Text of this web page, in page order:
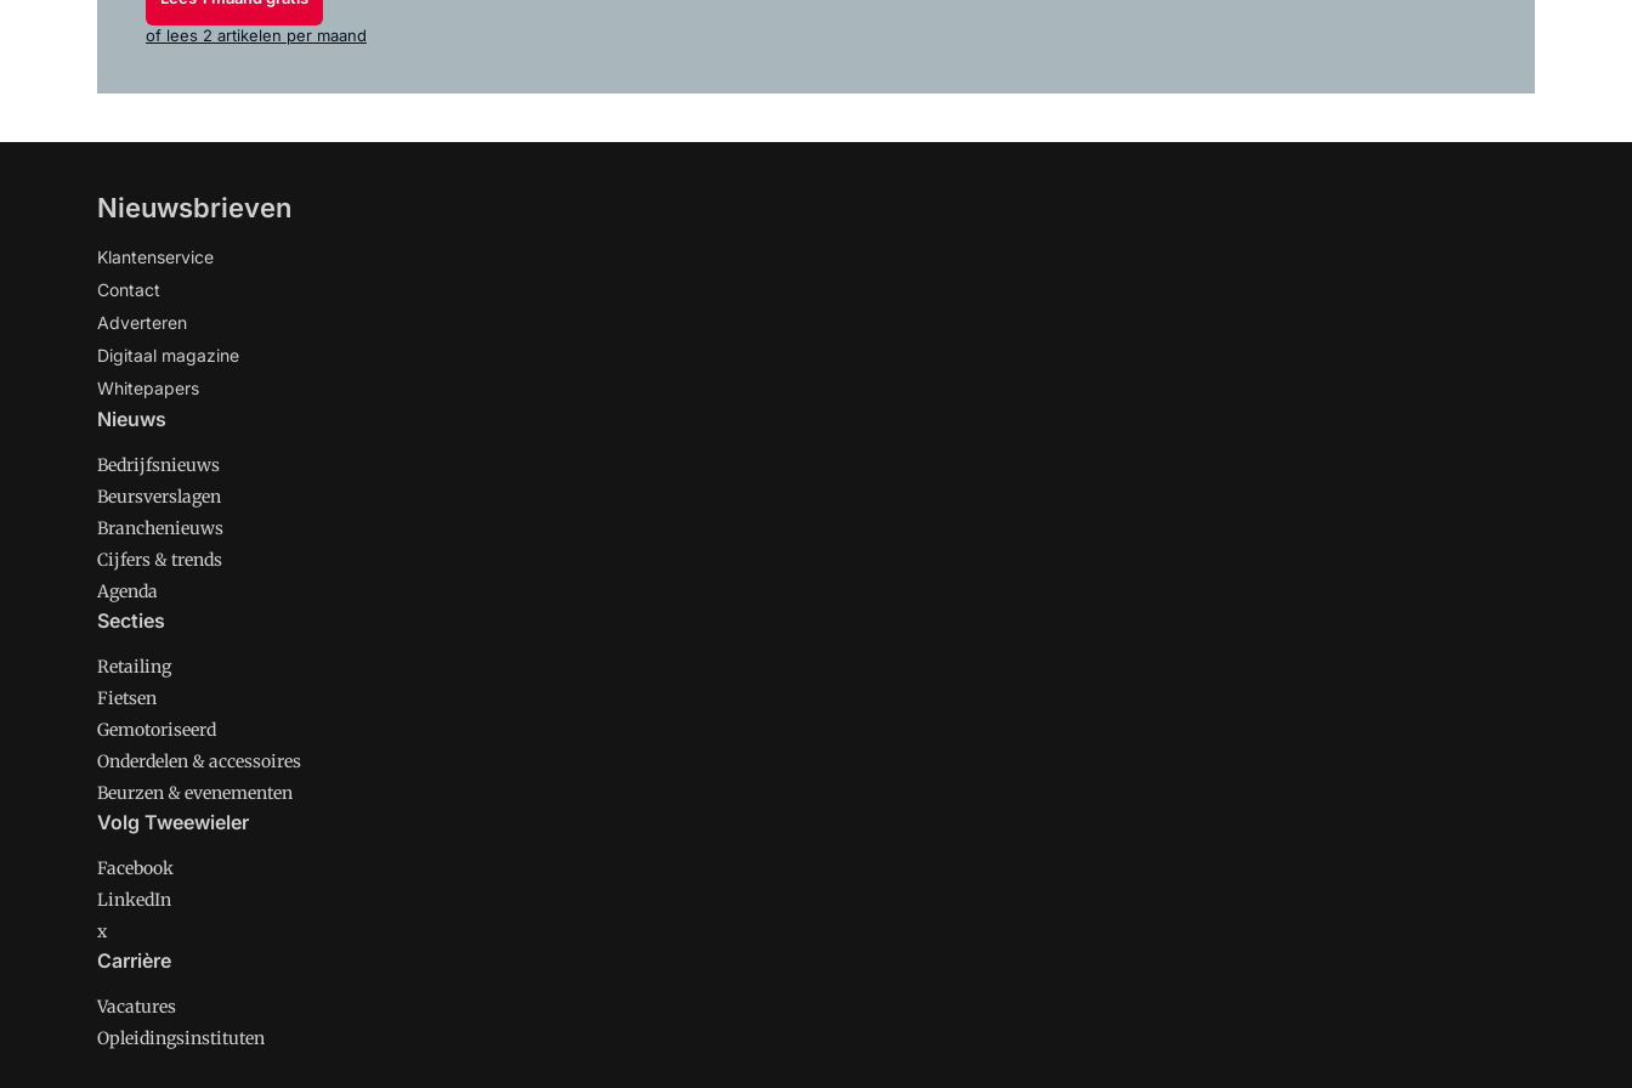
of lees 2 artikelen per maand
Nieuwsbrieven
Klantenservice
Contact
Adverteren
Digitaal magazine
Whitepapers
Nieuws
Bedrijfsnieuws
Beursverslagen
Branchenieuws
Cijfers & trends
Agenda
Secties
Retailing
Fietsen
Gemotoriseerd
Onderdelen & accessoires
Beurzen & evenementen
Volg Tweewieler
Facebook
LinkedIn
x
Carrière
Vacatures
Opleidingsinstituten